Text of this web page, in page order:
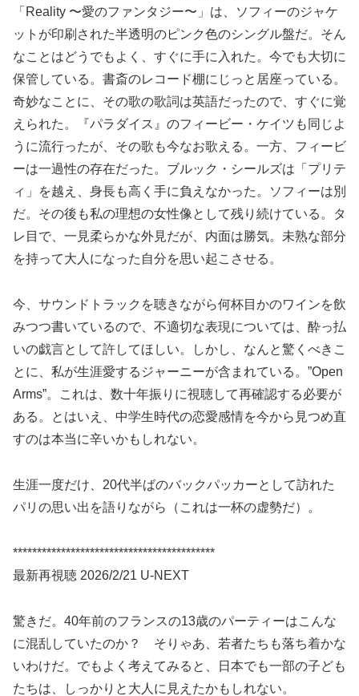
「Reality 〜愛のファンタジー〜」は、ソフィーのジャケ
ットが印刷された半透明のピンク色のシングル盤だ。そん
なことはどうでもよく、すぐに手に入れた。今でも大切に
保管している。書斎のレコード棚にじっと居座っている。
奇妙なことに、その歌の歌詞は英語だったので、すぐに覚
えられた。『パラダイス』のフィービー・ケイツも同じよ
うに流行ったが、その歌も今なお歌える。一方、フィービ
ーは一過性の存在だった。ブルック・シールズは「プリテ
ィ」を越え、身長も高く手に負えなかった。ソフィーは別
だ。その後も私の理想の女性像として残り続けている。タ
レ目で、一見柔らかな外見だが、内面は勝気。未熟な部分
を持って大人になった自分を思い起こさせる。
今、サウンドトラックを聴きながら何杯目かのワインを飲
みつつ書いているので、不適切な表現については、酔っ払
いの戯言として許してほしい。しかし、なんと驚くべきこ
とに、私が生涯愛するジャーニーが含まれている。”Open
Arms”。これは、数十年振りに視聴して再確認する必要が
ある。とはいえ、中学生時代の恋愛感情を今から見つめ直
すのは本当に辛いかもしれない。
生涯一度だけ、20代半ばのバックパッカーとして訪れた
パリの思い出を語りながら（これは一杯の虚勢だ）。
******************************************
最新再視聴 2026/2/21 U-NEXT
驚きだ。40年前のフランスの13歳のパーティーはこんな
に混乱していたのか？ そりゃあ、若者たちも落ち着かな
いわけだ。でもよく考えてみると、日本でも一部の子ども
たちは、しっかりと大人に見えたかもしれない。